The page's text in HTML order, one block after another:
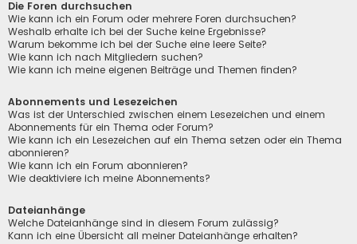
Die Foren durchsuchen
Wie kann ich ein Forum oder mehrere Foren durchsuchen?
Weshalb erhalte ich bei der Suche keine Ergebnisse?
Warum bekomme ich bei der Suche eine leere Seite?
Wie kann ich nach Mitgliedern suchen?
Wie kann ich meine eigenen Beiträge und Themen finden?
Abonnements und Lesezeichen
Was ist der Unterschied zwischen einem Lesezeichen und einem
Abonnements für ein Thema oder Forum?
Wie kann ich ein Lesezeichen auf ein Thema setzen oder ein Thema
abonnieren?
Wie kann ich ein Forum abonnieren?
Wie deaktiviere ich meine Abonnements?
Dateianhänge
Welche Dateianhänge sind in diesem Forum zulässig?
Kann ich eine Übersicht all meiner Dateianhänge erhalten?